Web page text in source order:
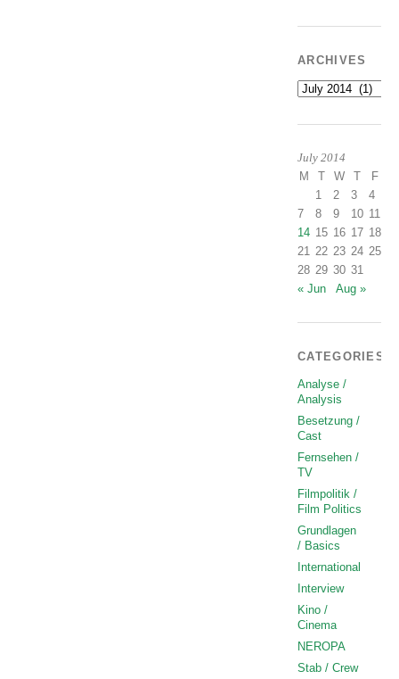
ARCHIVES
Archives
July 2014
M T W T F
1
2 3 4
7
8 9 10 11
14 15 16 17 18
21 22 23 24 25
28 29 30 31
« Jun
Aug »
CATEGORIES
Analyse /
Analysis
Besetzung /
Cast
Fernsehen /
TV
Filmpolitik /
Film Politics
Grundlagen
/ Basics
International
Interview
Kino /
Cinema
NEROPA
Stab / Crew